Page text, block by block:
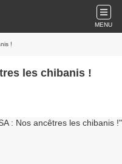
MENU
!
les chibanis !